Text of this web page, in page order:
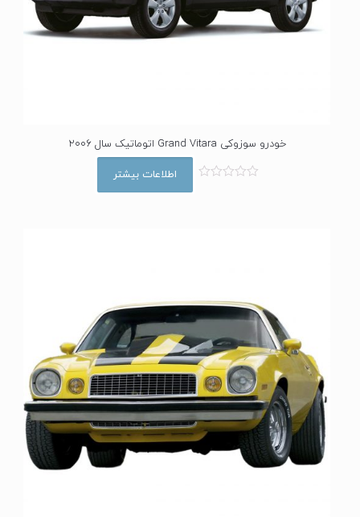
خودرو سوزوکی Grand Vitara اتوماتیک سال 2006
اطلاعات بیشتر